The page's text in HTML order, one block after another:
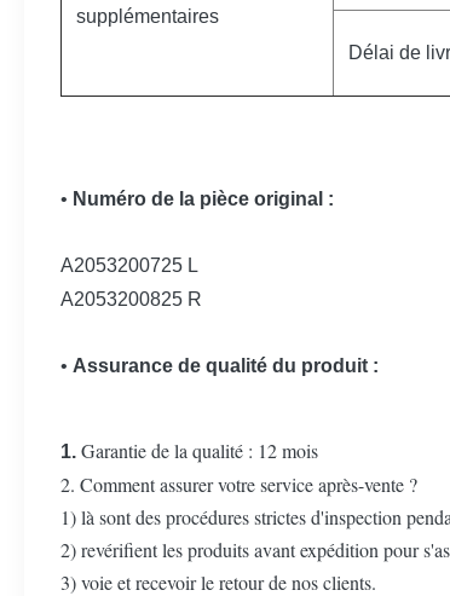
supplémentaires
Délai de
• Numéro de la pièce original :
A2053200725 L
A2053200825 R
• Assurance de qualité du produit :
1. Garantie de la qualité : 12 mois
2. Comment assurer votre service après-vente ?
1) là sont des procédures strictes d'inspection
2) revérifient les produits avant expédition pour
3) voie et recevoir le retour de nos clients.